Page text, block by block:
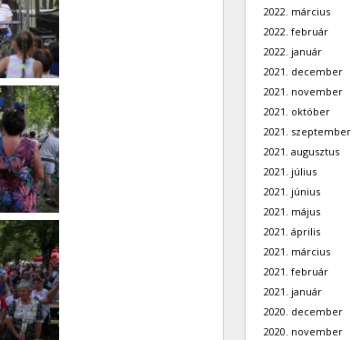
2022. március
2022. február
2022. január
2021. december
2021. november
2021. október
2021. szeptember
2021. augusztus
2021. július
2021. június
2021. május
2021. április
2021. március
2021. február
2021. január
2020. december
2020. november